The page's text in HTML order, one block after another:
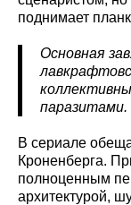
поднимает
Основная
паразитами.
В сериале
Кроненберга.
полноценным
архитектурой,